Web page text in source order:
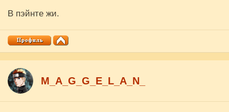
В пэйнте жи.
M_A_G_G_E_L_A_N_